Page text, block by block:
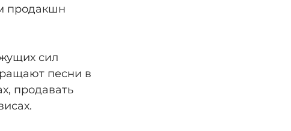
продакшн
сил
песни в
продавать